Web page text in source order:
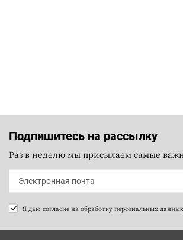
Подпишитесь на рассылку
Раз в неделю мы присылаем самые
Я даю согласие на обработку персональных данных